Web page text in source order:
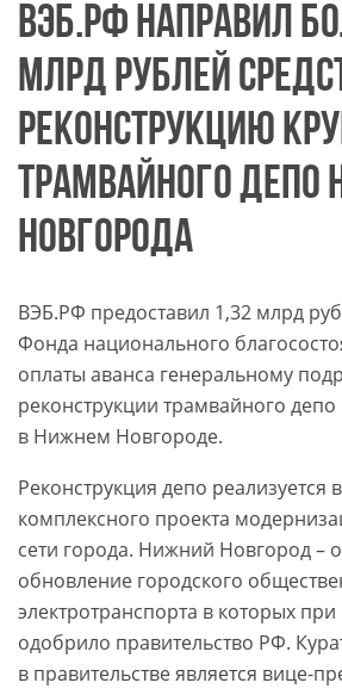
ВЭБ.РФ НАПРАВИЛ
МЛРД РУБЛЕЙ
РЕКОНСТРУКЦИЮ
ТРАМВАЙНОГО ДЕПО
НОВГОРОДА
ВЭБ.РФ предоставил 1,32 млрд
Фонда национального
оплаты аванса генеральному
реконструкции трамвайного
в Нижнем Новгороде.
Реконструкция депо реализуется
комплексного проекта
сети города. Нижний Новгород –
обновление городского
электротранспорта в которых
одобрило правительство РФ.
в правительстве является вице-